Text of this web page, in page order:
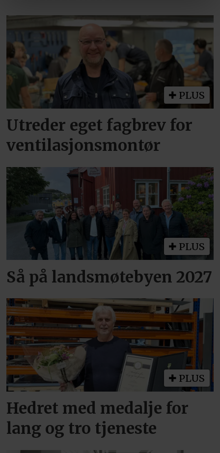
PLUS
Utreder eget fagbrev for
ventilasjonsmontør
PLUS
Så på landsmøtebyen 2027
PLUS
Hedret med medalje for
lang og tro tjeneste